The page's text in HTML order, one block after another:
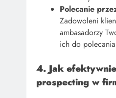
Polecanie
Zadowoleni
ambasadorzy
ich do
4. Jak
prospecting w